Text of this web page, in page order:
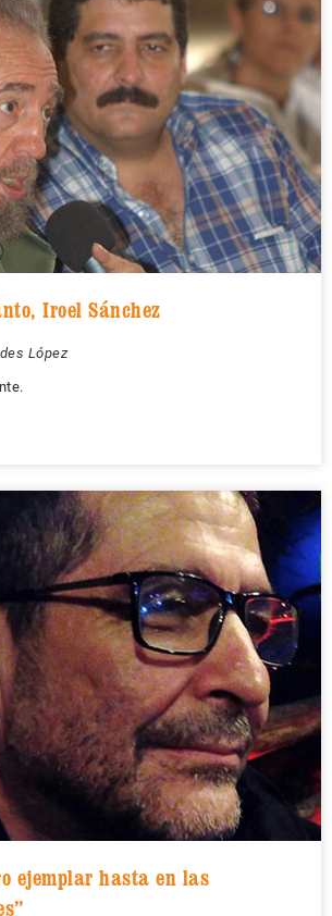
Iroel Sánchez
López
ejemplar hasta en las